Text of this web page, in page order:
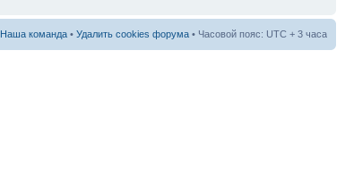
Наша команда • Удалить cookies форума • Часовой пояс: UTC + 3 часа